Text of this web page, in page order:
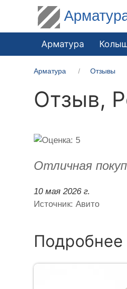
Арматура
Арматура Отзывы
Отзыв,
Отличная
10 мая 2026 г.
Источник: Авито
Подробнее